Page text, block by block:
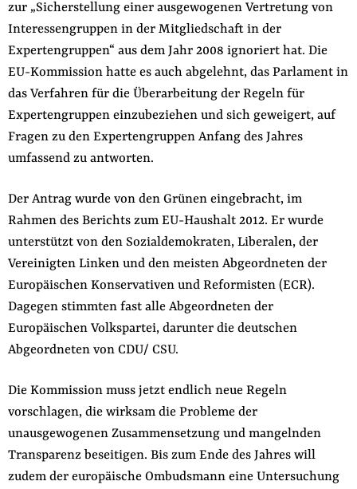
zur „Sicherstellung einer ausgewogenen Vertretung von
Interessengruppen in der Mitgliedschaft in der
Expertengruppen“ aus dem Jahr 2008 ignoriert hat. Die
EU-Kommission hatte es auch abgelehnt, das Parlament in
das Verfahren für die Überarbeitung der Regeln für
Expertengruppen einzubeziehen und sich geweigert, auf
Fragen zu den Expertengruppen Anfang des Jahres
umfassend zu antworten.
Der Antrag wurde von den Grünen eingebracht, im
Rahmen des Berichts zum EU-Haushalt 2012. Er wurde
unterstützt von den Sozialdemokraten, Liberalen, der
Vereinigten Linken und den meisten Abgeordneten der
Europäischen Konservativen und Reformisten (ECR).
Dagegen stimmten fast alle Abgeordneten der
Europäischen Volkspartei, darunter die deutschen
Abgeordneten von CDU/ CSU.
Die Kommission muss jetzt endlich neue Regeln
vorschlagen, die wirksam die Probleme der
unausgewogenen Zusammensetzung und mangelnden
Transparenz beseitigen. Bis zum Ende des Jahres will
zudem der europäische Ombudsmann eine Untersuchung